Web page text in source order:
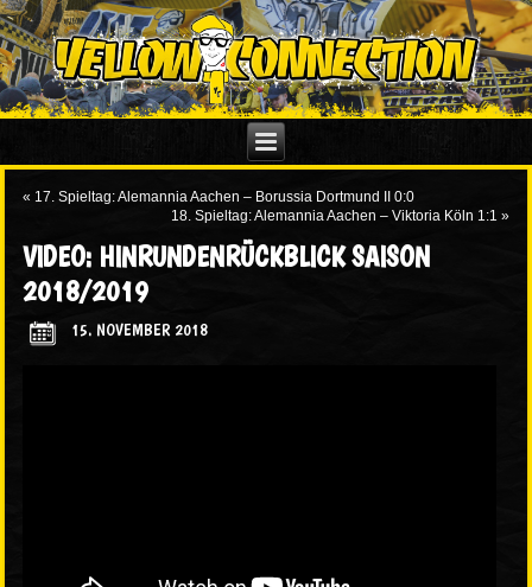
« 17. Spieltag: Alemannia Aachen – Borussia Dortmund II 0:0
18. Spieltag: Alemannia Aachen – Viktoria Köln 1:1 »
VIDEO: HINRUNDENRÜCKBLICK SAISON
2018/2019
15. NOVEMBER 2018